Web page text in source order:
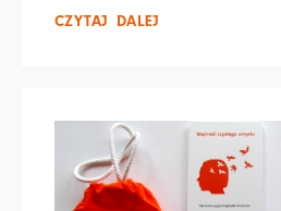
CZYTAJ DALEJ